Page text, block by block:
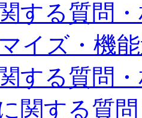
する質問
イズ・機
する質問
関する質問